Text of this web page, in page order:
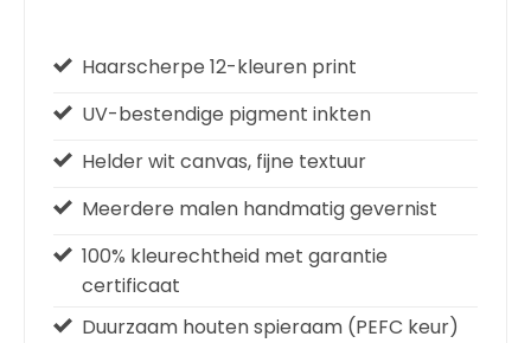
Haarscherpe 12-kleuren print
UV-bestendige pigment inkten
Helder wit canvas, fijne textuur
Meerdere malen handmatig gevernist
100% kleurechtheid met garantie
certificaat
Duurzaam houten spieraam (PEFC keur)